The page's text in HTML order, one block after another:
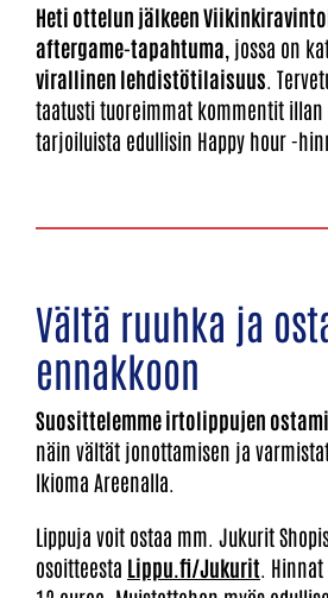
Heti ottelun jälkeen
aftergame-tapahtuma , jossa on
virallinen lehdistötilaisuus .
taatusti tuoreimmat kommentit
tarjoiluista edullisin Happy hour -
Vältä ruuhka ja
ennakkoon
Suosittelemme irtolippujen
näin vältät jonottamisen ja
Ikioma Areenalla.
Lippuja voit ostaa mm. Jukurit
osoitteesta Lippu.fi/Jukurit .